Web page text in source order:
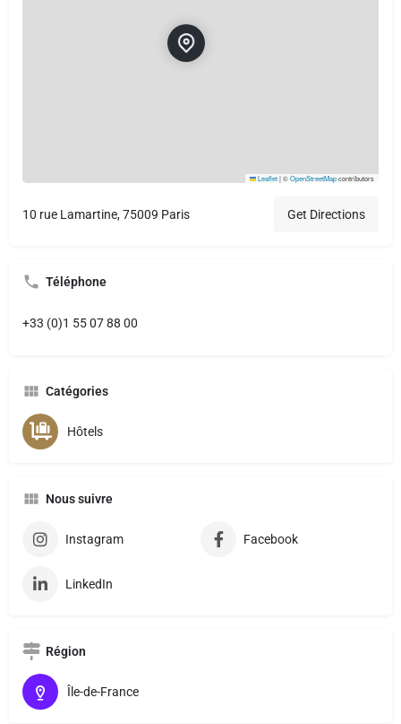
Leaflet|©OpenStreetMapcontributors
10 rue Lamartine, 75009 Paris Get Directions
Téléphone
+33 (0)1 55 07 88 00
Catégories
Hôtels
Nous suivre
Instagram Facebook
LinkedIn
Région
Île-de-France